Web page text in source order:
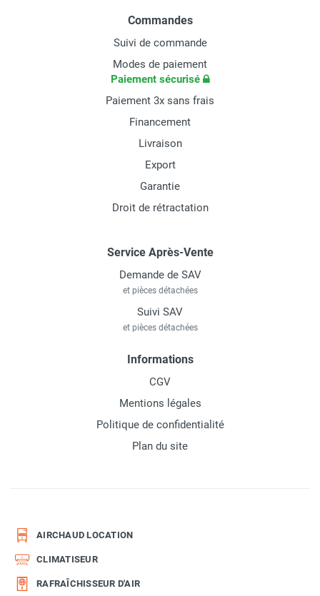
Commandes
Suivi de commande
Modes de paiement
Paiement sécurisé
Paiement 3x sans frais
Financement
Livraison
Export
Garantie
Droit de rétractation
Service Après-Vente
Demande de SAV
et pièces détachées
Suivi SAV
et pièces détachées
Informations
CGV
Mentions légales
Politique de confidentialité
Plan du site
AIRCHAUD LOCATION
CLIMATISEUR
RAFRAÎCHISSEUR D'AIR